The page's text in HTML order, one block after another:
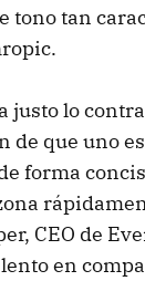
tono tan
justo lo
de que uno
forma
CEO de
en